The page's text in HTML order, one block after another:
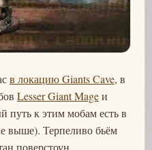
в локацию Giants Cave, в
Lesser Giant Mageи
путь к этим мобам есть в
выше). Терпеливо бьём
поверстоун.